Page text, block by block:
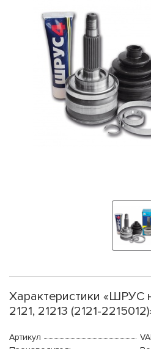
Характеристики «ШРУС
2121, 21213 (2121-
Артикул